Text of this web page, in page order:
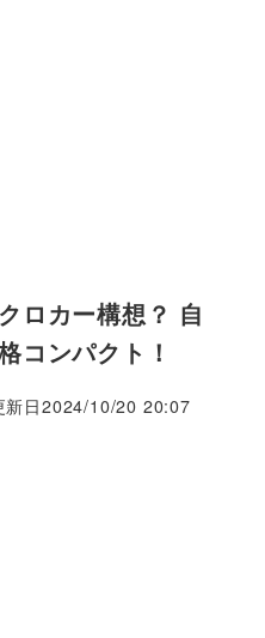
ロカー構想？ 自
コンパクト！
新日2024/10/20 20:07